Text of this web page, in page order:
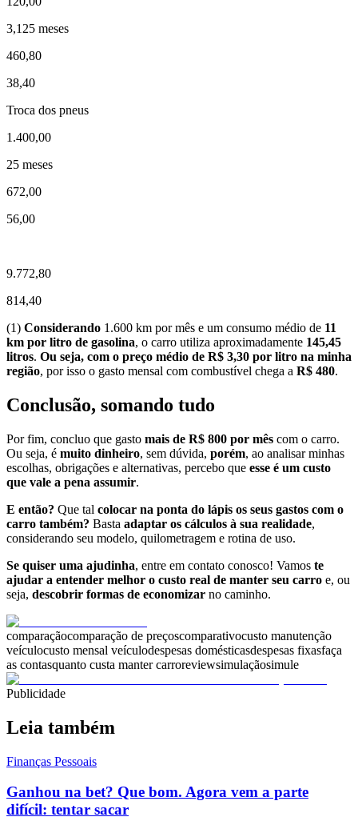
3,125 meses
460,80
38,40
Troca dos pneus
1.400,00
25 meses
672,00
56,00
9.772,80
814,40
(1) Considerando 1.600 km por mês e um consumo médio de 11
km por litro de gasolina, o carro utiliza aproximadamente 145,45
litros. Ou seja, com o preço médio de R$ 3,30 por litro na minha
região, por isso o gasto mensal com combustível chega a R$ 480.
Conclusão, somando tudo
Por fim, concluo que gasto mais de R$ 800 por mês com o carro.
Ou seja, é muito dinheiro, sem dúvida, porém, ao analisar minhas
escolhas, obrigações e alternativas, percebo que esse é um custo
que vale a pena assumir.
E então? Que tal colocar na ponta do lápis os seus gastos com o
carro também? Basta adaptar os cálculos à sua realidade,
considerando seu modelo, quilometragem e rotina de uso.
Se quiser uma ajudinha, entre em contato conosco! Vamos te
ajudar a entender melhor o custo real de manter seu carro e, ou
seja, descobrir formas de economizar no caminho.
comparaçãocomparação de preçoscomparativocusto manutenção
veículocusto mensal veículodespesas domésticasdespesas fixasfaça
as contasquanto custa manter carroreviewsimulaçãosimule
Publicidade
Leia também
Finanças Pessoais
Ganhou na bet? Que bom. Agora vem a parte
difícil: tentar sacar